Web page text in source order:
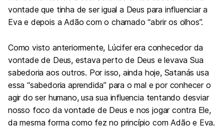
vontade que tinha de ser igual a Deus para influenciar a
Eva e depois a Adão com o chamado “abrir os olhos”.
Como visto anteriormente, Lúcifer era conhecedor da
vontade de Deus, estava perto de Deus e levava Sua
sabedoria aos outros. Por isso, ainda hoje, Satanás usa
essa “sabedoria aprendida” para o mal e por conhecer o
agir do ser humano, usa sua influencia tentando desviar
nosso foco da vontade de Deus e nos jogar contra Ele,
da mesma forma como fez no princípio com Adão e Eva.